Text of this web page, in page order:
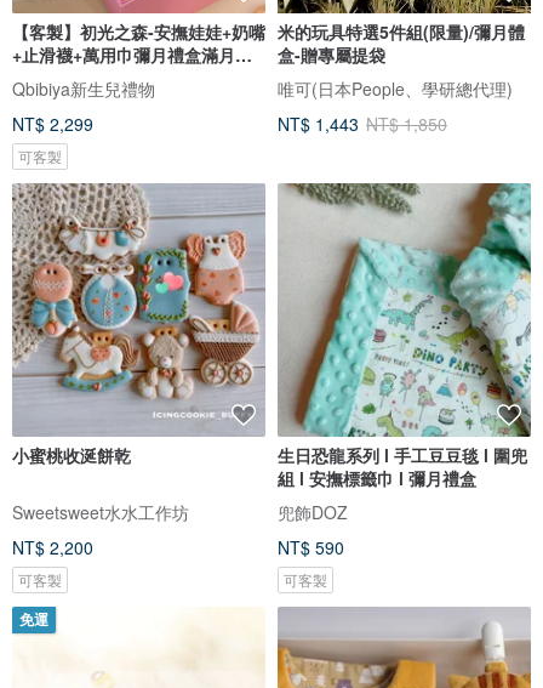
【客製】初光之森-安撫娃娃+奶嘴
+止滑襪+萬用巾彌月禮盒滿月禮
盒
Qbibiya新生兒禮物
NT$ 2,299
可客製
米的玩具特選5件組(限量)/彌月體
盒-贈專屬提袋
唯可(日本People、學研總代理)
NT$ 1,443 NT$ 1,850
小蜜桃收涎餅乾
Sweetsweet水水工作坊
NT$ 2,200
可客製
生日恐龍系列 l 手工豆豆毯 l 圍兜
組 l 安撫標籤巾 l 彌月禮盒
兜飾DOZ
NT$ 590
可客製
免運